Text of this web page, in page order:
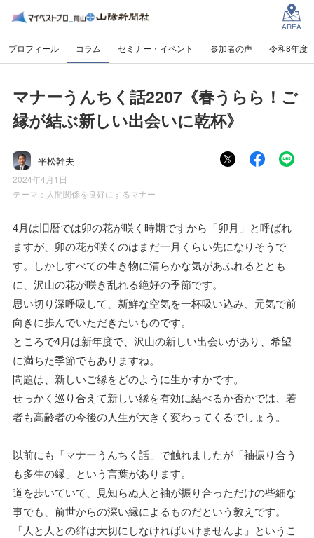
AREA
プロフィール コラム セミナー・イベント 参加者の声 令和8年度
マナーうんちく話2207《春うらら！ご
縁が結ぶ新しい出会いに乾杯》
平松幹夫
2024年4月1日
テーマ： 人間関係を良好にするマナー
4月は旧暦では卯の花が咲く時期ですから「卯月」と呼ばれ
ますが、卯の花が咲くのはまだ一月くらい先になりそうで
す。しかしすべての生き物に清らかな気があふれるととも
に、沢山の花が咲き乱れる絶好の季節です。
思い切り深呼吸して、新鮮な空気を一杯吸い込み、元気で前
向きに歩んでいただきたいものです。
ところで4月は新年度で、沢山の新しい出会いがあり、希望
に満ちた季節でもありますね。
問題は、新しいご縁をどのように生かすかです。
せっかく巡り合えて新しい縁を有効に結べるか否かでは、若
者も高齢者の今後の人生が大きく変わってくるでしょう。
以前にも「マナーうんちく話」で触れましたが「袖振り合う
も多生の縁」という言葉があります。
道を歩いていて、見知らぬ人と袖が振り合っただけの些細な
事でも、前世からの深い縁によるものだという教えです。
「人と人との絆は大切にしなければいけませんよ」というこ